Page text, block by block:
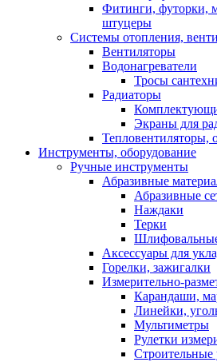
Фитинги, футорки,
штуцеры
Системы отопления,
Вентиляторы
Водонагреватели
Тросы
Радиаторы
Экраны для
Тепловентиляторы,
Инструменты, оборудование
Ручные инструменты
Абразивные
Абразивные
Наждаки
Терки
Аксессуары для
Горелки, зажигалки
Измерительно-
Карандаши,
Линейки,
Мультиметры
Рулетки
Строительные